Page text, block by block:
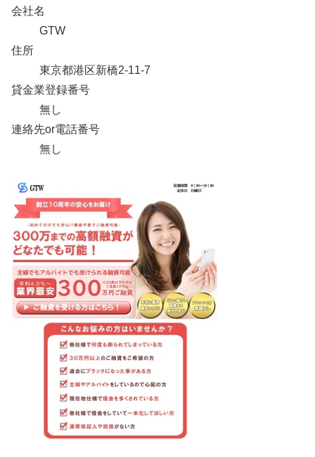
会社名
GTW
住所
東京都港区新橋2-11-7
貸金業登録番号
無し
連絡先or電話番号
無し